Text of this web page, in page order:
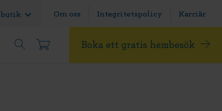
Om oss Integritetspolicy Karriär
Boka ett gratis hembesök